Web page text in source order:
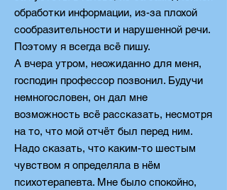
обработки информации, из-за плохой
сообразительности и нарушенной речи.
Поэтому я всегда всё пишу.
А вчера утром, неожиданно для меня,
господин профессор позвонил. Будучи
немногословен, он дал мне
возможность всё рассказать, несмотря
на то, что мой отчёт был перед ним.
Надо сказать, что каким-то шестым
чувством я определяла в нём
психотерапевта. Мне было спокойно,